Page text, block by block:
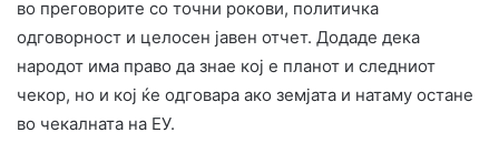
во преговорите со точни рокови, политичка
одговорност и целосен јавен отчет. Додаде дека
народот има право да знае кој е планот и следниот
чекор, но и кој ќе одговара ако земјата и натаму остане
во чекалната на ЕУ.